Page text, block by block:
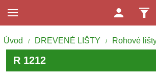
Úvod / DREVENÉ LIŠTY / Rohové
R 1212